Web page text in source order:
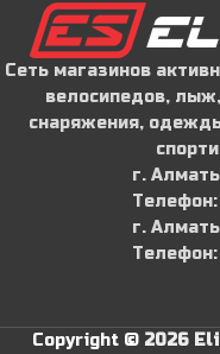
Сеть магазинов
велосипедов,
снаряжения,
г.
г.
Copyright © 2026